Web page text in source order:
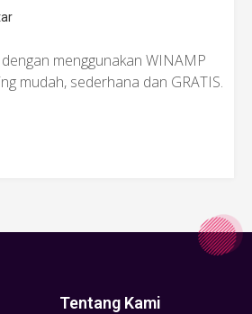
menggunakan WINAMP
mudah, sederhana dan GRATIS.
Tentang Kami